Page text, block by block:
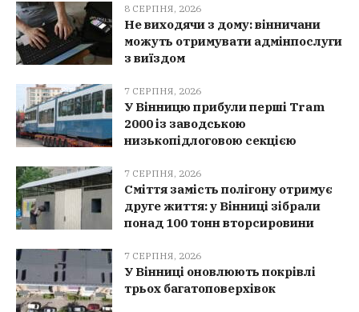
8 СЕРПНЯ, 2026
Не виходячи з дому: вінничани
можуть отримувати адмінпослуги
з виїздом
7 СЕРПНЯ, 2026
У Вінницю прибули перші Tram
2000 із заводською
низькопідлоговою секцією
7 СЕРПНЯ, 2026
Сміття замість полігону отримує
друге життя: у Вінниці зібрали
понад 100 тонн вторсировини
7 СЕРПНЯ, 2026
У Вінниці оновлюють покрівлі
трьох багатоповерхівок